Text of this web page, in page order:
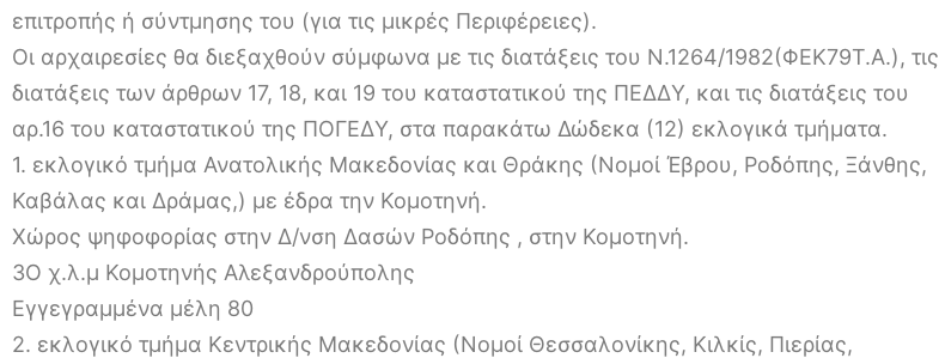
επιτροπής ή σύντμησης του (για τις μικρές Περιφέρειες).
Οι αρχαιρεσίες θα διεξαχθούν σύμφωνα με τις διατάξεις του Ν.1264/1982(ΦΕΚ79Τ.Α.), τις
διατάξεις των άρθρων 17, 18, και 19 του καταστατικού της ΠΕΔΔΥ, και τις διατάξεις του
αρ.16 του καταστατικού της ΠΟΓΕΔΥ, στα παρακάτω Δώδεκα (12) εκλογικά τμήματα.
1. εκλογικό τμήμα Ανατολικής Μακεδονίας και Θράκης (Νομοί Έβρου, Ροδόπης, Ξάνθης,
Καβάλας και Δράμας,) με έδρα την Κομοτηνή.
Χώρος ψηφοφορίας στην Δ/νση Δασών Ροδόπης , στην Κομοτηνή.
3Ο χ.λ.μ Κομοτηνής Αλεξανδρούπολης
Εγγεγραμμένα μέλη 80
2. εκλογικό τμήμα Κεντρικής Μακεδονίας (Νομοί Θεσσαλονίκης, Κιλκίς, Πιερίας,